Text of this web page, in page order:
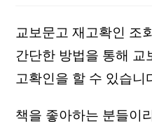
교보문고 재고확인 조
간단한 방법을 통해 교
고확인을 할 수 있습니
책을 좋아하는 분들이